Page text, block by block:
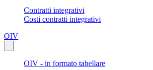
Contratti integrativi
Costi contratti integrativi
OIV
OIV - in formato tabellare